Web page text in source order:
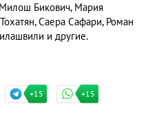
Бикович, Мария
Саера Сафари, Роман
и другие.
+15 +15